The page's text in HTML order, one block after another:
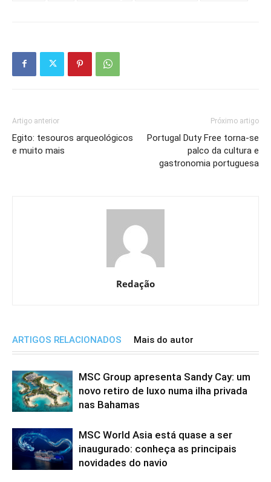
Artigo anterior
Egito: tesouros arqueológicos
e muito mais
Próximo artigo
Portugal Duty Free torna-se
palco da cultura e
gastronomia portuguesa
Redação
ARTIGOS RELACIONADOS Mais do autor
MSC Group apresenta Sandy Cay: um
novo retiro de luxo numa ilha privada
nas Bahamas
MSC World Asia está quase a ser
inaugurado: conheça as principais
novidades do navio